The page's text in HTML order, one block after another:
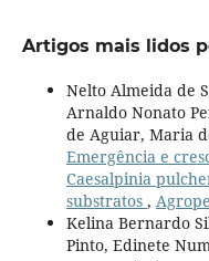
Artigos mais lidos
Nelto Almeida de
Arnaldo Nonato
de Aguiar, Maria
Emergência e
Caesalpinia
substratos ,
Kelina Bernardo
Pinto, Edinete